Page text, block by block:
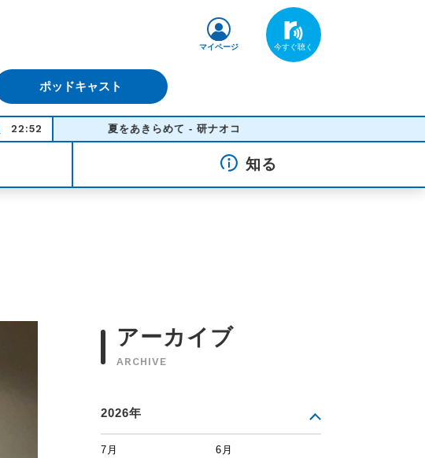
ポッドキャスト
マイページ
22:52夏をあきらめて - 研ナオコ
知る
アーカイブ
ARCHIVE
2026年
7月 6月